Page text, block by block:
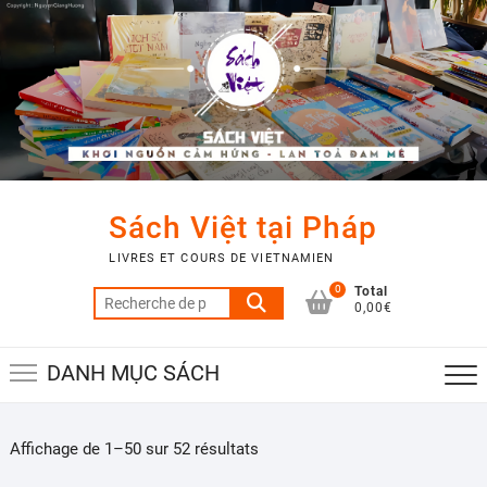
Skip
content
Sách Việt tại Pháp
LIVRES ET COURS DE VIETNAMIEN
Recherche
pour :
0
Total
0,00€
DANH MỤC SÁCH
Affichage de 1–50 sur 52 résultats